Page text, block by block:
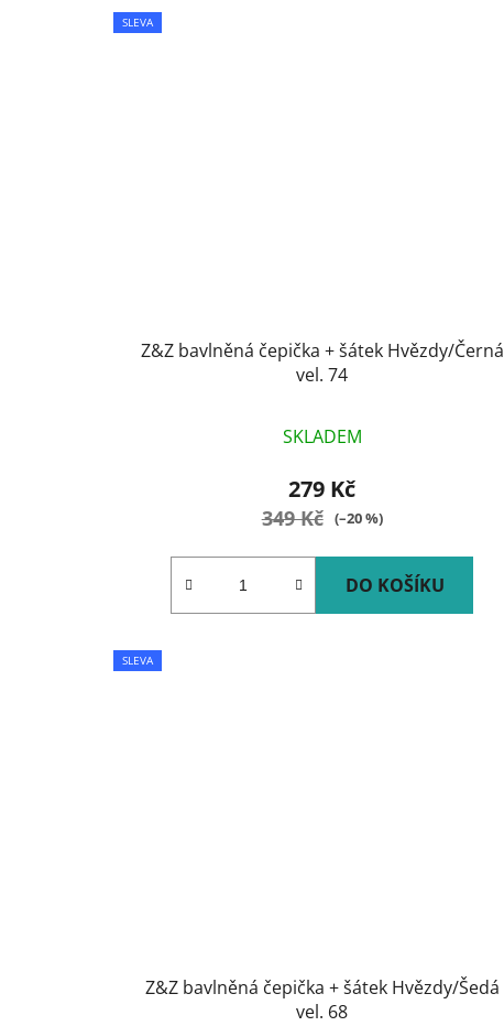
SLEVA
Z&Z bavlněná čepička + šátek Hvězdy/Černá
vel. 74
SKLADEM
279 Kč
349 Kč (–20 %)
DO KOŠÍKU
SLEVA
Z&Z bavlněná čepička + šátek Hvězdy/Šedá
vel. 68